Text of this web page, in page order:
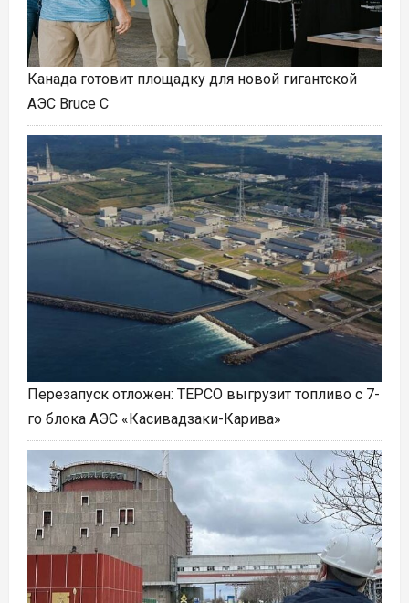
Канада готовит площадку для новой гигантской
АЭС Bruce C
Перезапуск отложен: TEPCO выгрузит топливо с 7-
го блока АЭС «Касивадзаки-Карива»